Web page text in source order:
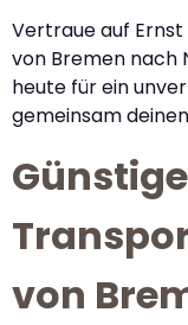
Vertraue auf
von Bremen nach
heute für ein
gemeinsam
Günstige
von